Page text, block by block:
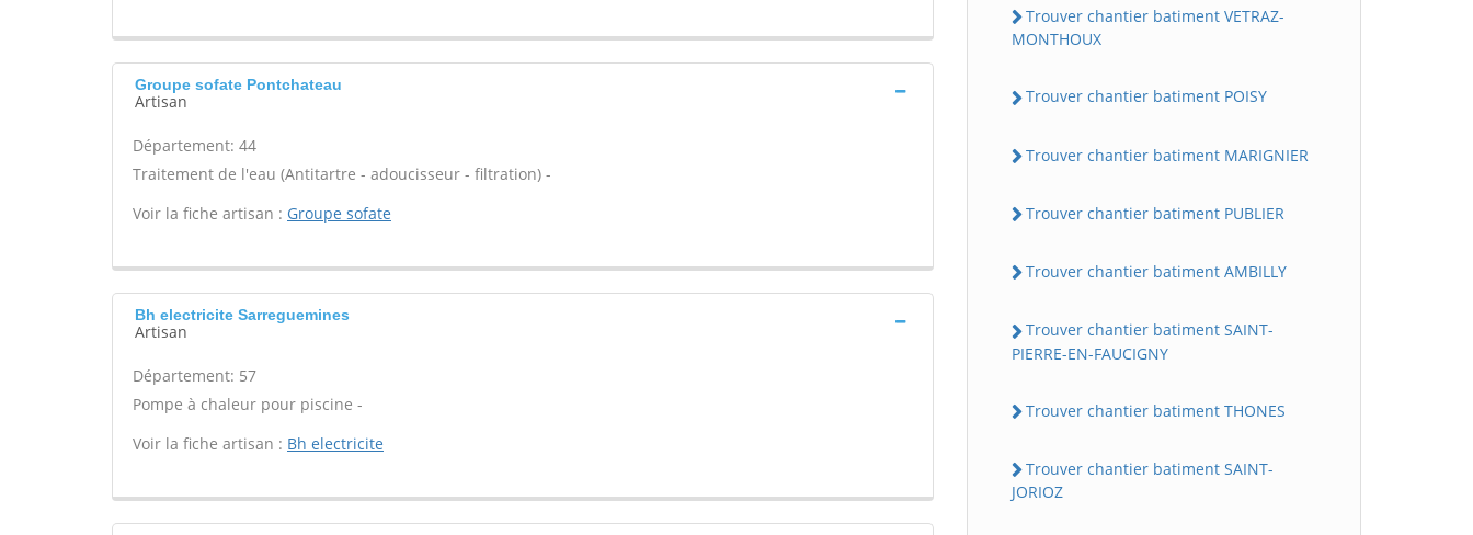
Groupe sofate Pontchateau
Artisan
Département: 44
Traitement de l'eau (Antitartre - adoucisseur - filtration) -
Voir la fiche artisan : Groupe sofate
Bh electricite Sarreguemines
Artisan
Département: 57
Pompe à chaleur pour piscine -
Voir la fiche artisan : Bh electricite
Trouver chantier batiment VETRAZ-
MONTHOUX
Trouver chantier batiment POISY
Trouver chantier batiment MARIGNIER
Trouver chantier batiment PUBLIER
Trouver chantier batiment AMBILLY
Trouver chantier batiment SAINT-
PIERRE-EN-FAUCIGNY
Trouver chantier batiment THONES
Trouver chantier batiment SAINT-
JORIOZ